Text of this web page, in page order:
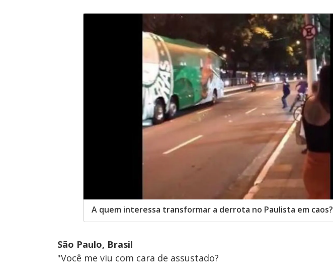
A quem interessa transformar a derrota no Paulista em caos?
São Paulo, Brasil
"Você me viu com cara de assustado?